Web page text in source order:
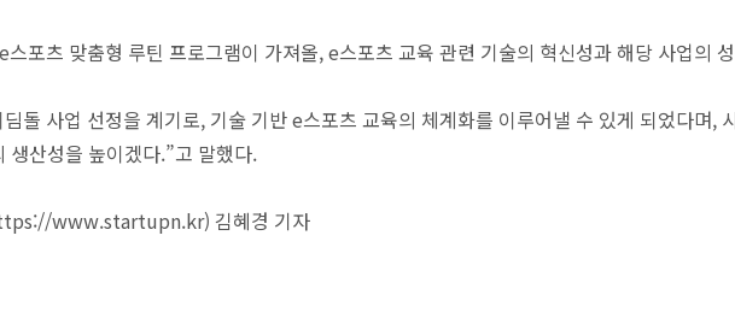
포츠 맞춤형 루틴 프로그램이 가져올, e스포츠 교육 관련 기술의 혁신성과 해당 사업의
돌 사업 선정을 계기로, 기술 기반 e스포츠 교육의 체계화를 이루어낼 수 있게 되었다며,
생산성을 높이겠다.”고 말했다.
www.startupn.kr) 김혜경 기자